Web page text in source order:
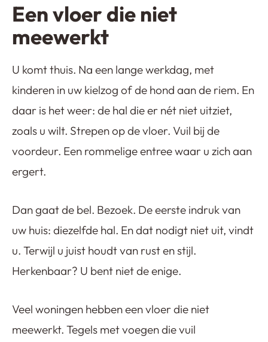
Een vloer die niet
meewerkt
U komt thuis. Na een lange werkdag, met
kinderen in uw kielzog of de hond aan de riem. En
daar is het weer: de hal die er nét niet uitziet,
zoals u wilt. Strepen op de vloer. Vuil bij de
voordeur. Een rommelige entree waar u zich aan
ergert.
Dan gaat de bel. Bezoek. De eerste indruk van
uw huis: diezelfde hal. En dat nodigt niet uit, vindt
u. Terwijl u juist houdt van rust en stijl.
Herkenbaar? U bent niet de enige.
Veel woningen hebben een vloer die niet
meewerkt. Tegels met voegen die vuil